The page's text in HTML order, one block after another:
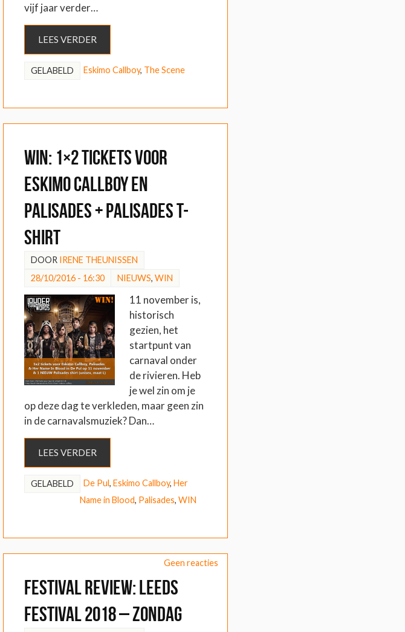
vijf jaar verder…
LEES VERDER
GELABELD Eskimo Callboy, The Scene
WIN: 1×2 tickets voor
Eskimo Callboy en
Palisades + Palisades T-
shirt
DOOR IRENE THEUNISSEN
28/10/2016 - 16:30
NIEUWS, WIN
11 november is,
historisch
gezien, het
startpunt van
carnaval onder
de rivieren. Heb
je wel zin om je
op deze dag te verkleden, maar geen zin
in de carnavalsmuziek? Dan…
LEES VERDER
GELABELD De Pul, Eskimo Callboy, Her
Name in Blood, Palisades, WIN
Geen reacties
FESTIVAL REVIEW: Leeds
Festival 2018 – Zondag